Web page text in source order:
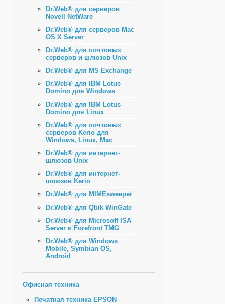
Dr.Web® для серверов
Novell NetWare
Dr.Web® для серверов Mac
OS X Server
Dr.Web® для почтовых
серверов и шлюзов Unix
Dr.Web® для MS Exchange
Dr.Web® для IBM Lotus
Domino для Windows
Dr.Web® для IBM Lotus
Domino для Linux
Dr.Web® для почтовых
серверов Kerio для
Windows, Linux, Mac
Dr.Web® для интернет-
шлюзов Unix
Dr.Web® для интернет-
шлюзов Kerio
Dr.Web® для MIMEsweeper
Dr.Web® для Qbik WinGate
Dr.Web® для Microsoft ISA
Server и Forefront TMG
Dr.Web® для Windows
Mobile, Symbian OS,
Android
Офисная техника
Печатная техника EPSON